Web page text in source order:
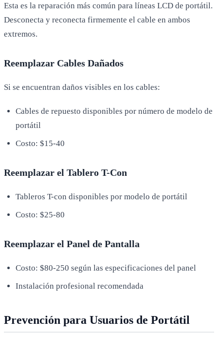
Esta es la reparación más común para líneas LCD de portátil.
Desconecta y reconecta firmemente el cable en ambos
extremos.
Reemplazar Cables Dañados
Si se encuentran daños visibles en los cables:
Cables de repuesto disponibles por número de modelo de
portátil
Costo: $15-40
Reemplazar el Tablero T-Con
Tableros T-con disponibles por modelo de portátil
Costo: $25-80
Reemplazar el Panel de Pantalla
Costo: $80-250 según las especificaciones del panel
Instalación profesional recomendada
Prevención para Usuarios de Portátil